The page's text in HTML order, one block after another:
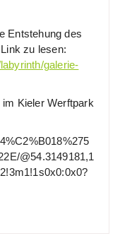
Entstehung des
zu lesen:
galerie-
Kieler Werftpark
@54.3149181,1